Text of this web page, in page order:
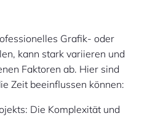
Grafik- oder
kann stark variieren und
Faktoren ab. Hier sind
Zeit beeinflussen können:
Die Komplexität und